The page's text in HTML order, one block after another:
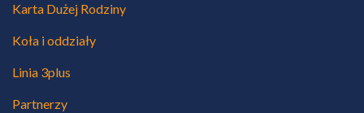
Karta Dużej Rodziny
Koła i oddziały
Linia 3plus
Partnerzy